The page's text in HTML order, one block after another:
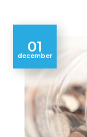
01
december